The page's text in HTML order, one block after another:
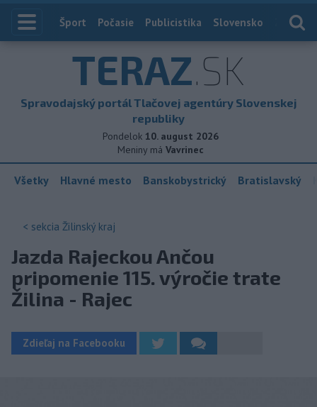
Index
Šport Počasie Publicistika Slovensko
TERAZ.SK
Spravodajský portál Tlačovej agentúry Slovenskej
republiky
Pondelok 10. august 2026
Meniny má Vavrinec
Všetky Hlavné mesto Banskobystrický Bratislavský
< sekcia Žilinský kraj
Jazda Rajeckou Ančou
pripomenie 115. výročie trate
Žilina - Rajec
Zdieľaj na Facebooku